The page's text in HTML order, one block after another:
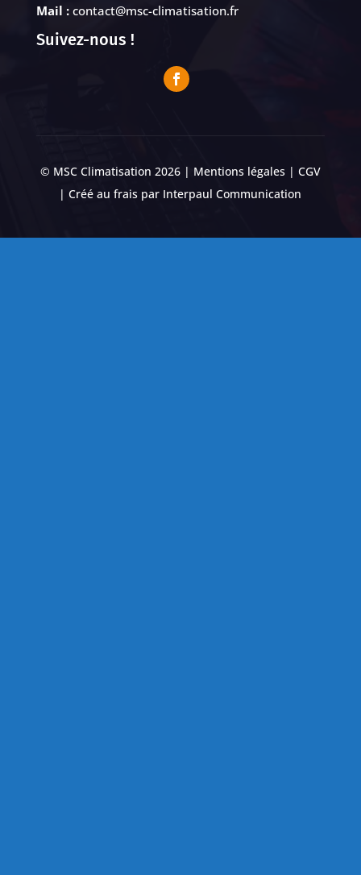
Mail :contact@msc-climatisation.fr
Suivez-nous !
© MSC Climatisation 2026 | Mentions légales| CGV
| Créé au frais par Interpaul Communication